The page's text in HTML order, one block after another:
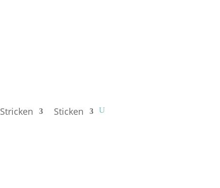
Stricken Sticken